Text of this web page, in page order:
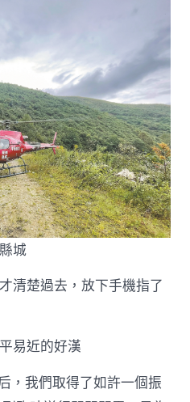
城
清楚過去，放下手機指了
易近的好漢
，我們取得了如許一個振